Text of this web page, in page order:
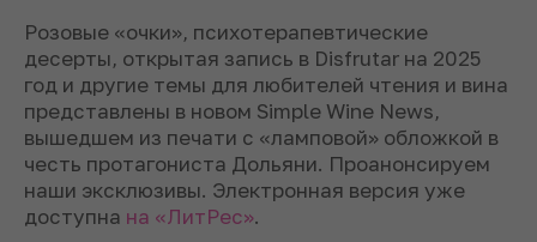
Розовые «очки», психотерапевтические
десерты, открытая запись в Disfrutar на 2025
год и другие темы для любителей чтения и вина
представлены в новом Simple Wine News,
вышедшем из печати с «ламповой» обложкой в
честь протагониста Дольяни. Проанонсируем
наши эксклюзивы. Электронная версия уже
доступна на «ЛитРес».